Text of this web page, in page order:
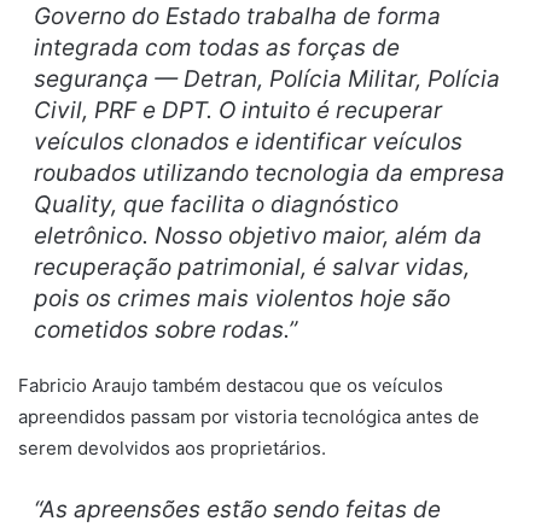
Governo do Estado trabalha de forma
integrada com todas as forças de
segurança — Detran, Polícia Militar, Polícia
Civil, PRF e DPT. O intuito é recuperar
veículos clonados e identificar veículos
roubados utilizando tecnologia da empresa
Quality, que facilita o diagnóstico
eletrônico. Nosso objetivo maior, além da
recuperação patrimonial, é salvar vidas,
pois os crimes mais violentos hoje são
cometidos sobre rodas.”
Fabricio Araujo também destacou que os veículos
apreendidos passam por vistoria tecnológica antes de
serem devolvidos aos proprietários.
“As apreensões estão sendo feitas de